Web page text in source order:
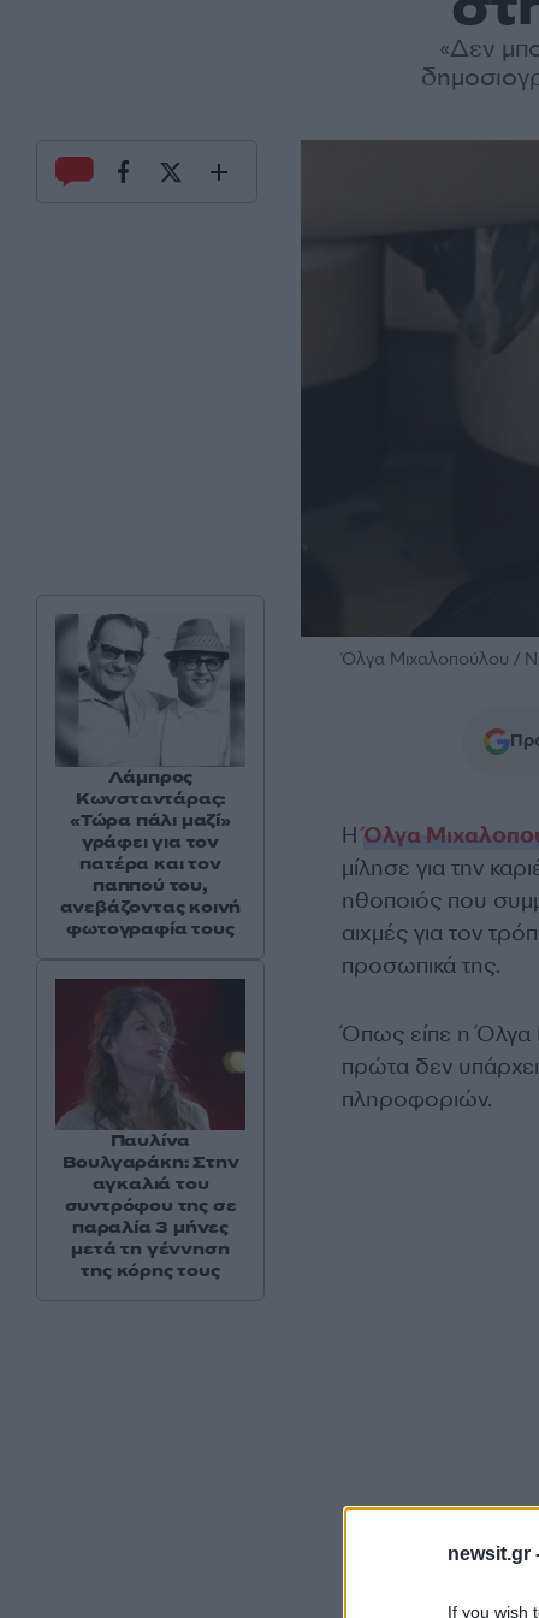
newsit.gr
If you wish
«Δεν
Όλγα Μιχαλοπούλου /
ΗΌλγα
μίλησε για την
ηθοποιός που
αιχμές για τον
προσωπικά της.
Όπως είπε η Όλγα
πρώτα δεν
πληροφοριών.
Λάμπρος
Κωνσταντάρας:
«Τώρα πάλι μαζί»
γράφει για τον
πατέρα και τον
παππού του,
ανεβάζοντας κοινή
φωτογραφία τους
Παυλίνα
Βουλγαράκη: Στην
αγκαλιά του
συντρόφου της σε
παραλία 3 μήνες
μετά τη γέννηση
της κόρης τους